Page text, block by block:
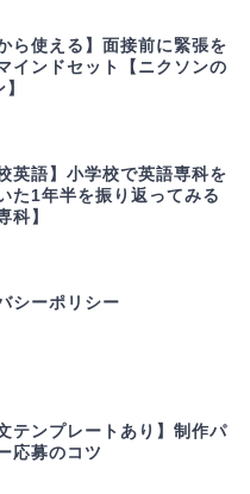
ら使える】面接前に緊張を
インドセット【ニクソンの
英語】小学校で英語専科を
た1年半を振り返ってみる
科】
シーポリシー
テンプレートあり】制作パ
応募のコツ